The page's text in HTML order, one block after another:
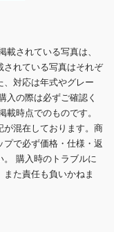
載されている写真は、
されている写真はそれぞ
、対応は年式やグレー
入の際は必ずご確認く
時点でのものです。
が混在しております。商
で必ず価格・仕様・返
購入時のトラブルに
た責任も負いかねま